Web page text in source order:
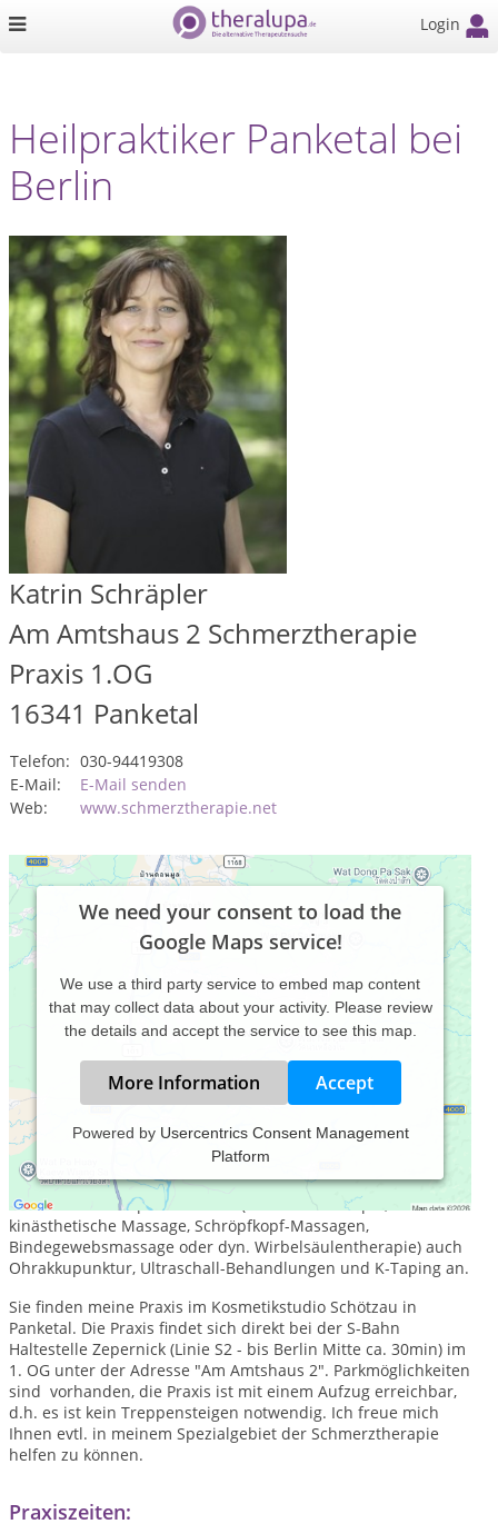
Login
Heilpraktiker Panketal bei
Berlin
Katrin Schräpler
Am Amtshaus 2 Schmerztherapie
Praxis 1.OG
16341 Panketal
Telefon: 030-94419308
E-Mail:
E-Mail senden
Web:
www.schmerztherapie.net
We need your consent to load the
Google Maps service!
We use a third party service to embed map content
that may collect data about your activity. Please review
the details and accept the service to see this map.
More Information Accept
Powered by Usercentrics Consent Management
Platform
In meiner Schmerztherapie Praxis in Panketal bei Berlin biete
ich als Heilpraktiker seit 2011 neben verschiedenen
manuellen Therapiemethoden (z.B. Dorn Therapie,
kinästhetische Massage, Schröpfkopf-Massagen,
Bindegewebsmassage oder dyn. Wirbelsäulentherapie) auch
Ohrakkupunktur, Ultraschall-Behandlungen und K-Taping an.
Sie finden meine Praxis im Kosmetikstudio Schötzau in
Panketal. Die Praxis findet sich direkt bei der S-Bahn
Haltestelle Zepernick (Linie S2 - bis Berlin Mitte ca. 30min) im
1. OG unter der Adresse "Am Amtshaus 2". Parkmöglichkeiten
sind vorhanden, die Praxis ist mit einem Aufzug erreichbar,
d.h. es ist kein Treppensteigen notwendig. Ich freue mich
Ihnen evtl. in meinem Spezialgebiet der Schmerztherapie
helfen zu können.
Praxiszeiten: